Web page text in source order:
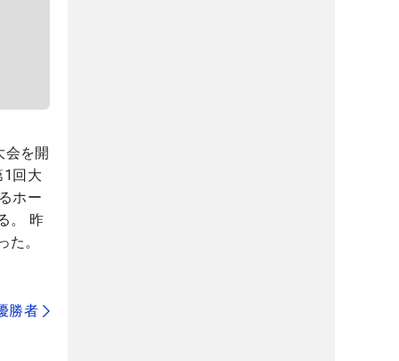
会を開
1回大
ホー
。 昨
。
勝者